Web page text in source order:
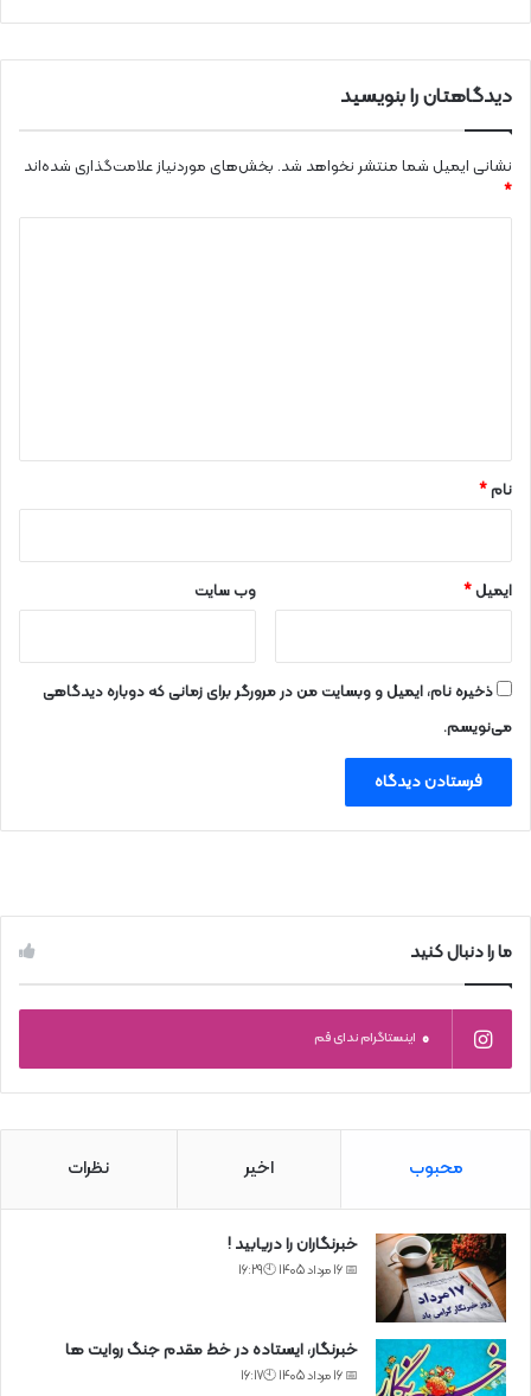
دیدگاهتان را بنویسید
نشانی ایمیل شما منتشر نخواهد شد. بخش‌های موردنیاز علامت‌گذاری شده‌اند
*
نام*
ایمیل* وب‌ سایت
ذخیره نام، ایمیل و وبسایت من در مرورگر برای زمانی که دوباره دیدگاهی
می‌نویسم.
ما را دنبال کنید
0 اینستاگرام ندای قم
محبوب اخیر نظرات
خبرنگاران را دریابید !
📅 16 مرداد 1405 🕙16:29
خبرنگار، ایستاده در خط مقدم جنگ روایت ها
📅 16 مرداد 1405 🕙16:17